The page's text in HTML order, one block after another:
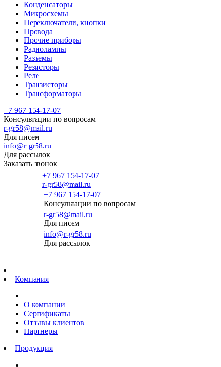
Конденсаторы
Микросхемы
Переключатели, кнопки
Провода
Прочие приборы
Радиолампы
Разъемы
Резисторы
Реле
Транзисторы
Трансформаторы
+7 967 154-17-07
Консультации по вопросам
r-gr58@mail.ru
Для писем
info@r-gr58.ru
Для рассылок
Заказать звонок
+7 967 154-17-07
r-gr58@mail.ru
+7 967 154-17-07
Консультации по вопросам
r-gr58@mail.ru
Для писем
info@r-gr58.ru
Для рассылок
Компания
О компании
Сертификаты
Отзывы клиентов
Партнеры
Продукция